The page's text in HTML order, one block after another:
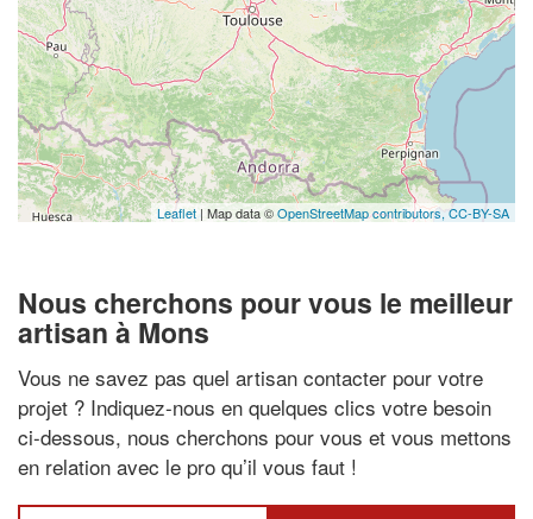
Leaflet | Map data ©OpenStreetMap contributors, CC-BY-SA
Nous cherchons pour vous le meilleur
artisan à Mons
Vous ne savez pas quel artisan contacter pour votre
projet ? Indiquez-nous en quelques clics votre besoin
ci-dessous, nous cherchons pour vous et vous mettons
en relation avec le pro qu’il vous faut !